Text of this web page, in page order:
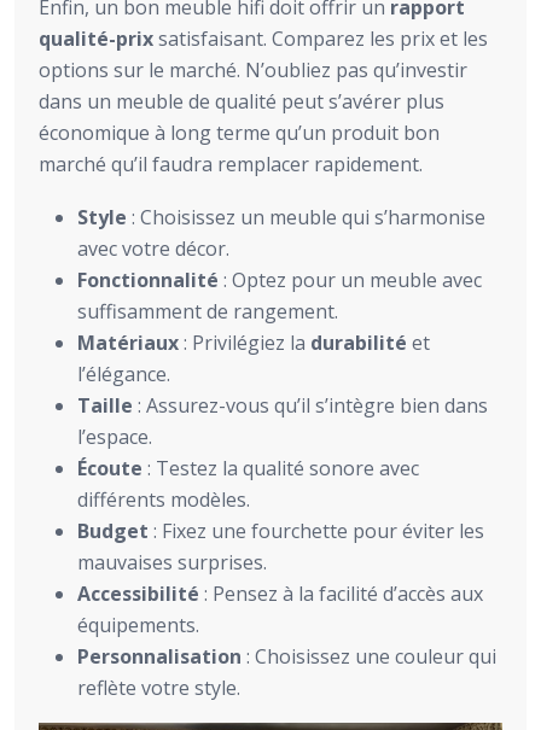
Enfin, un bon meuble hifi doit offrir un rapport
qualité-prixsatisfaisant. Comparez les prix et les
options sur le marché. N’oubliez pas qu’investir
dans un meuble de qualité peut s’avérer plus
économique à long terme qu’un produit bon
marché qu’il faudra remplacer rapidement.
Style : Choisissez un meuble qui s’harmonise
avec votre décor.
Fonctionnalité : Optez pour un meuble avec
suffisamment de rangement.
Matériaux: Privilégiez la durabilité et
l’élégance.
Taille : Assurez-vous qu’il s’intègre bien dans
l’espace.
Écoute : Testez la qualité sonore avec
différents modèles.
Budget : Fixez une fourchette pour éviter les
mauvaises surprises.
Accessibilité : Pensez à la facilité d’accès aux
équipements.
Personnalisation : Choisissez une couleur qui
reflète votre style.